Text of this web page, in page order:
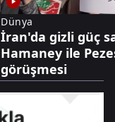
Dünya
İran'da gizli güç
Hamaney ile
görüşmesi